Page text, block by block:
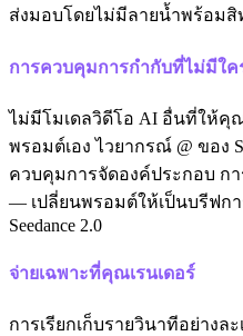
ส่งมอบโดยไม่มีลายน้ำพร้อม
การควบคุมการกำกับที่ไม่มีใค
ไม่มีโมเดลวิดีโอ AI อื่นที่ให้คุ
พรอมต์เอง ไวยากรณ์ @ ของ
ควบคุมการจัดองค์ประกอบ ก
— เปลี่ยนพรอมต์ให้เป็นบรีฟก
Seedance 2.0
จ่ายเฉพาะที่คุณเรนเดอร์
การเรียกเก็บรายวินาทีอย่างล